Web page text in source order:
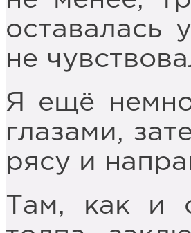
оставалась
не
Я ещё
глазами,
рясу и
Там, как и